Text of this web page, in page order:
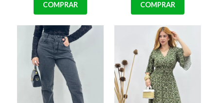
COMPRAR COMPRAR